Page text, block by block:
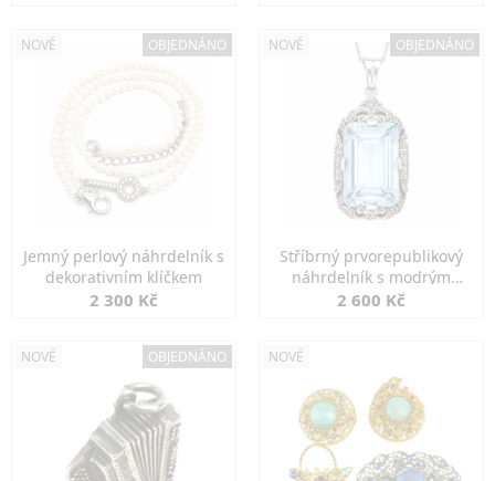
NOVÉ OBJEDNÁNO
Jemný perlový náhrdelník s
dekorativním klíčkem
2 300 Kč
NOVÉ OBJEDNÁNO
Stříbrný prvorepublikový
náhrdelník s modrým
spinelem
2 600 Kč
NOVÉ OBJEDNÁNO NOVÉ